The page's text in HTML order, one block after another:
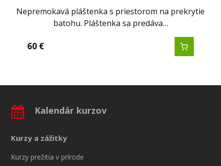
Nepremokavá pláštenka s priestorom na prekrytie
batohu. Pláštenka sa predáva…
60€
Kalendár kurzov
Kurzy a zážitky
Kurzy prežitia v prírode